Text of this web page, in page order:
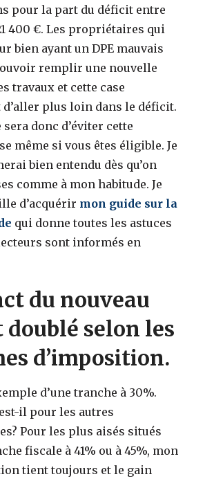
pour la part du déficit entre
400 €. Les propriétaires qui
bien ayant un DPE mauvais
remplir une nouvelle
travaux et cette case
plus loin dans le déficit.
donc d’éviter cette
même si vous êtes éligible. Je
bien entendu dès qu’on
comme à mon habitude. Je
d’acquérir mon guide sur la
qui donne toutes les astuces
sont informés en
du nouveau
selon les
d’imposition.
d’une tranche à 30%.
il pour les autres
Pour les plus aisés situés
fiscale à 41% ou à 45%, mon
tient toujours et le gain